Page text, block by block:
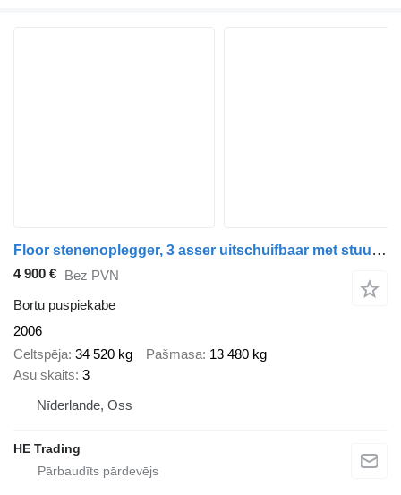
Floor stenenoplegger, 3 asser uitschuifbaar met stuuras en liftas
4 900 € Bez PVN
Bortu puspiekabe
2006
Celtspēja 34 520 kg Pašmasa 13 480 kg
Asu skaits 3
Nīderlande, Oss
HE Trading